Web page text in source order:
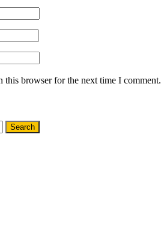
this browser for the next time I comment.